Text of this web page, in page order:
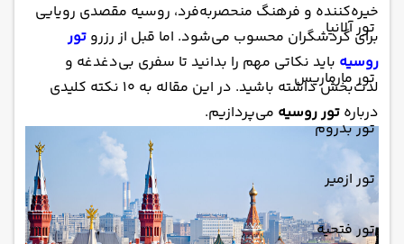
تور آلانیا
تور مارماریس
تور بدروم
تور ازمیر
تور فتحیه
خیره‌کننده و فرهنگ منحصربه‌فرد، روسیه مقصدی رویایی
برای گردشگران محسوب می‌شود. اما قبل از رزرو تور
روسیه باید نکاتی مهم را بدانید تا سفری بی‌دغدغه و
لذت‌بخش داشته باشید. در این مقاله به 10 نکته کلیدی
درباره تور روسیه می‌پردازیم.